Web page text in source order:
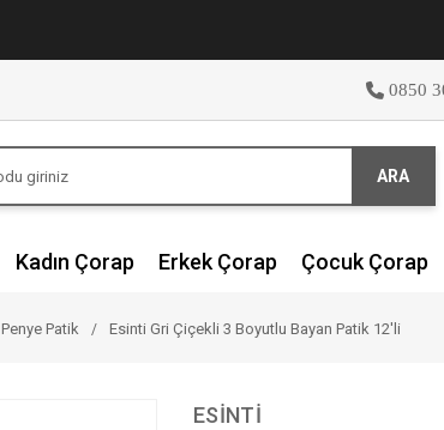
0850
ARA
Kadın Çorap Erkek Çorap Çocuk Çorap
Penye Patik Esinti Gri Çiçekli 3 Boyutlu Bayan Patik 12'li
ESİNTİ